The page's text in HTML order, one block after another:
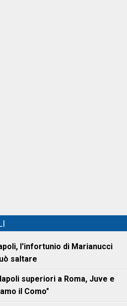
l'infortunio di Marianucci
saltare
superiori a Roma, Juve e
il Como"